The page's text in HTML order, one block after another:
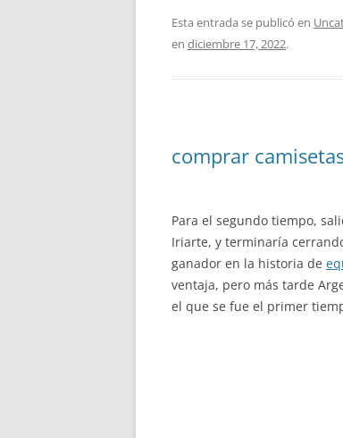
Esta entrada se publicó en
en diciembre 17, 2022.
comprar
Para el segundo tiempo,
Iriarte, y terminaría
ganador en la historia de
ventaja, pero más tarde
el que se fue el primer